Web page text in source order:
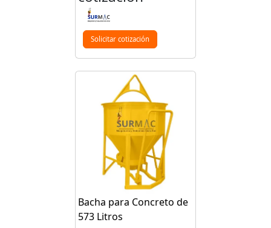
Solicitar cotización
Bacha para Concreto de
573 Litros